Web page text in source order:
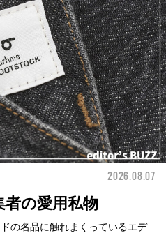
2026.08.07
の愛用私物
の名品に触れまくっているエデ